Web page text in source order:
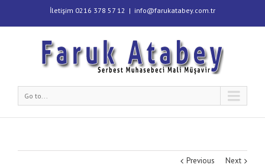
İletişim 0216 378 57 12 | info@farukatabey.com.tr
Go to...
Previous Next